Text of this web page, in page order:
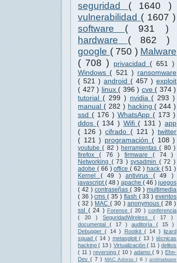
seguridad ( 1640 )
vulnerabilidad ( 1607 )
software ( 931 )
hardware ( 862 )
google ( 750 ) Malware
( 708 )
privacidad ( 651 )
Windows ( 521 ) ransomware
( 521 ) android ( 457 ) exploit
( 427 ) linux ( 396 ) cve ( 374 )
tutorial ( 299 ) nvidia ( 293 )
manual ( 282 ) hacking ( 244 )
ssd ( 176 ) WhatsApp ( 173 )
ddos ( 134 ) Wifi ( 131 ) app
( 126 )cifrado ( 121 )twitter
( 121 ) programación ( 108 )
youtube( 82 ) herramientas( 80 )
firefox ( 76 ) firmware ( 74 )
Networking ( 73 ) sysadmin ( 72 )
adobe ( 66 )office( 62 ) hack ( 51 )
Kernel ( 49 ) antivirus ( 49 )
javascript( 48 ) apache ( 46 ) juegos
( 42 ) contraseñas ( 39 ) multimedia
( 36 )cms( 35 ) flash ( 33 )eventos
( 32 ) MAC( 30 ) anonymous ( 28 )
ssl ( 24 ) Forense ( 20 ) conferencia
( 20 )SeguridadWireless ( 17 )
documental ( 17 ) auditoría ( 15 )
Debugger( 14 ) Rootkit ( 14 ) lizard
squad ( 14 ) metasploit( 13 ) técnicas
hacking( 13 ) Virtualización ( 11 ) delitos
( 11 ) reversing ( 10 ) adamo ( 9 ) Ehn-
Dev ( 7 ) MAC Adress ( 6 ) antimalware